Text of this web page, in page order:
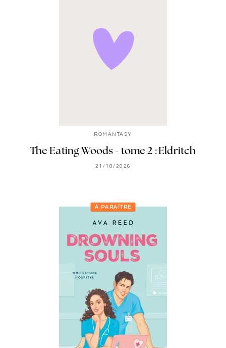
ROMANTASY
The Eating Woods - tome 2 : Eldritch
21/10/2026
À PARAÎTRE